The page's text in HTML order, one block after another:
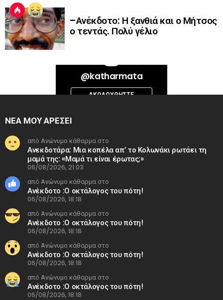
–Ανέκδοτο: Η ξανθιά και ο Μήτσος
ο τεντάς. Πολύ γέλιο
Thursday, 06-Aug-26 13:14:09 PDT. The current time is Thursday, 06-
@katharmata
ΑΚΟΛΟΥΘΉΣΤΕ
ΝΕΑ ΜΟΥ ΑΡΕΣΕΙ
από Ανώνυμο κάθαρμα στο
Ανεκδοτάρα: Μια κοπέλα απ’ το Κολωνάκι ρωτάει τη
μαμά της: «Μαμά τι είναι έρωτας;»
06/08/2026, 21:03
από Ανώνυμο κάθαρμα στο
Ανέκδοτο :Ο οκτάλογος του πότη!
06/08/2026, 18:18
από Ανώνυμο κάθαρμα στο
Ανέκδοτο :Ο οκτάλογος του πότη!
06/08/2026, 18:18
από Ανώνυμο κάθαρμα στο
Ανέκδοτο :Ο οκτάλογος του πότη!
06/08/2026, 18:18
από Ανώνυμο κάθαρμα στο
Ανέκδοτο :Ο οκτάλογος του πότη!
06/08/2026, 18:18